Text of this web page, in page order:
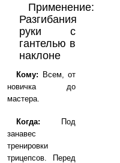
Применение:
Разгибания
руки с
гантелью в
наклоне
Кому: Всем, от
новичка до
мастера.
Когда: Под
занавес
тренировки
трицепсов. Перед